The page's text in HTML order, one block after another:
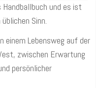
und es ist
Sinn.
einem Lebensweg auf der
zwischen Erwartung
persönlicher